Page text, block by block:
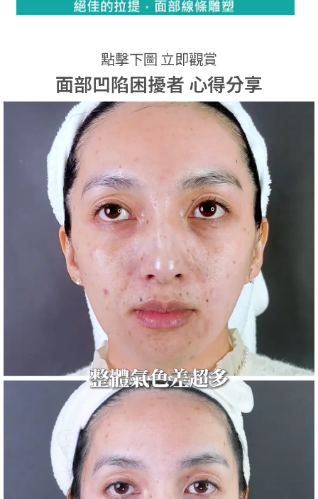
點擊下圖 立即觀賞
面部凹陷困擾者 心得分享